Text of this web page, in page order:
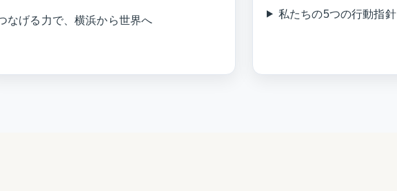
なげる力で、横浜から世界へ
私たちの5つの行動指針